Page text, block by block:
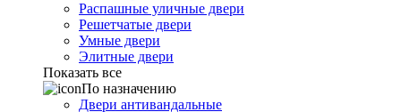
Распашные уличные двери
Решетчатые двери
Умные двери
Элитные двери
Показать все
По назначению
Двери антивандальные